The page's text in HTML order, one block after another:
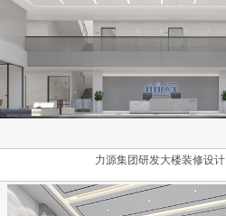
力源集团研发大楼装修设计